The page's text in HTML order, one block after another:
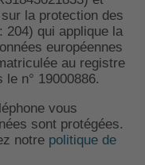
la protection des
204) qui applique la
européennes
au registre
n° 19000886.
vous
sont protégées.
notre politique de